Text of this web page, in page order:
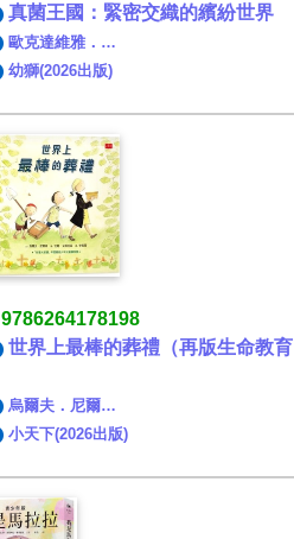
真菌王國：緊密交織的繽紛世界
歐克達維雅．…
幼獅(2026出版)
9786264178198
世界上最棒的葬禮（再版生命教育
烏爾夫．尼爾…
小天下(2026出版)